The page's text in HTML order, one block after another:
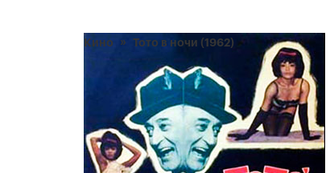
Кино Тото в ночи (1962)